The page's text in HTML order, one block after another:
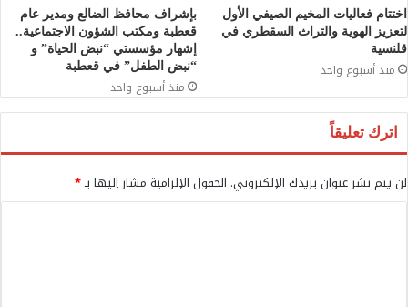
اختتام فعاليات المخيم الصيفي الأول
لتعزيز الهوية والتراث السقطري في
قلنسية
منذ أسبوع واحد
بإشراف محافظ الضالع ومدير عام
قعطبة ومكتب الشؤون الاجتماعية..
إشهار مؤسستي “نبض الحياة” و
“نبض الطفل” في قعطبة
منذ أسبوع واحد
اترك تعليقاً
لن يتم نشر عنوان بريدك الإلكتروني. الحقول الإلزامية مشار إليها بـ*